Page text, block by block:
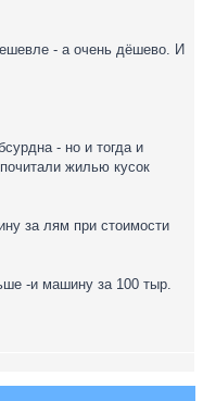
- а очень дёшево. И
- но и тогда и
жилью кусок
за лям при стоимости
-и машину за 100 тыр.